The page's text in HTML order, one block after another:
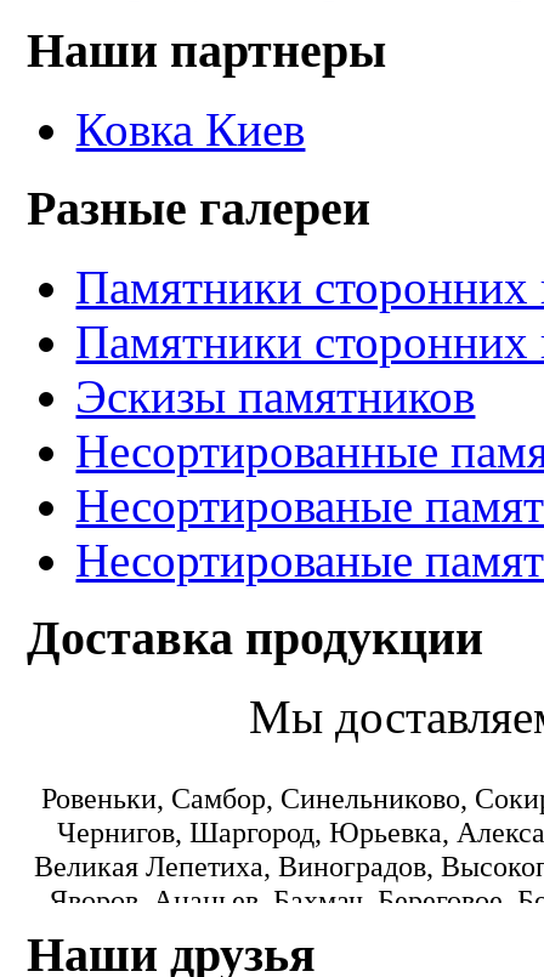
Наши партнеры
Ковка Киев
Разные галереи
Памятники сторонних
Памятники сторонних
Эскизы памятников
Несортированные
Несортированые
Несортированые
Доставка продукции
Мы
Ровеньки, Самбор, Синельниково,
Чернигов, Шаргород, Юрьевка,
Великая Лепетиха, Виноградов,
Яворов, Ананьев, Бахмач, Береговое,
Коминтерновское, Краматорск,
Наши друзья